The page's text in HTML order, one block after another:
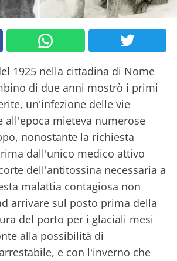
1925 nella cittadina di Nome
di due anni mostrò i primi
un'infezione delle vie
all'epoca mieteva numerose
nonostante la richiesta
dall'unico medico attivo
dell'antitossina necessaria a
malattia contagiosa non
arrivare sul posto prima della
del porto per i glaciali mesi
alla possibilità di
e con l'inverno che